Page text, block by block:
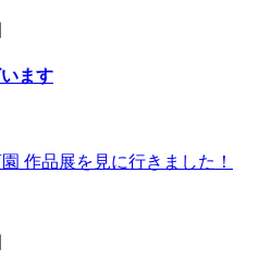
ます